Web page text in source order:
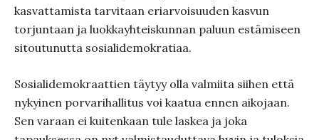
kasvattamista tarvitaan eriarvoisuuden kasvun
torjuntaan ja luokkayhteiskunnan paluun estämiseen
sitoutunutta sosialidemokratiaa.
Sosialidemokraattien täytyy olla valmiita siihen että
nykyinen porvarihallitus voi kaatua ennen aikojaan.
Sen varaan ei kuitenkaan tule laskea ja joka